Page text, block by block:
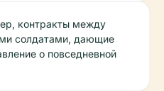
контракты между
солдатами, дающие
о повседневной